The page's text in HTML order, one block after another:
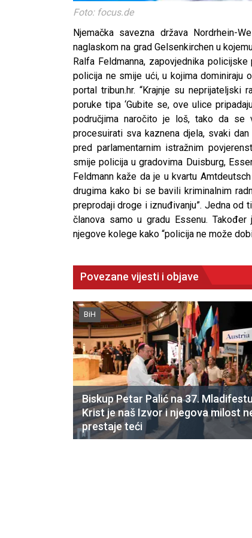
Foto: focus.de
Njemačka savezna država Nordrhein-
naglaskom na grad Gelsenkirchen u
Ralfa Feldmanna, zapovjednika
policija ne smije ući, u kojima dominiraju
portal tribun.hr. “Krajnje su
poruke tipa ‘Gubite se, ove ulice
područjima naročito je loš, tako da se
procesuirati sva kaznena djela, svaki
pred parlamentarnim istražnim
smije policija u gradovima Duisburg,
Feldmann kaže da je u kvartu
drugima kako bi se bavili kriminalnim
preprodaji droge i iznuđivanju”. Jedna od
članova samo u gradu Essenu.
njegove kolege kako “policija ne može
Povezane vijesti i objave
BiH
Biskup Petar Palić na 37.
Krist je naš Izvor i njegova milost
prestaje teći